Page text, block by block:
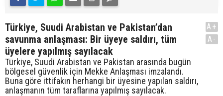
Türkiye, Suudi Arabistan ve Pakistan’dan
savunma anlaşması: Bir üyeye saldırı, tüm
üyelere yapılmış sayılacak
Türkiye, Suudi Arabistan ve Pakistan arasında bugün
bölgesel güvenlik için Mekke Anlaşması imzalandı.
Buna göre ittifakın herhangi bir üyesine yapılan saldırı,
anlaşmanın tüm taraflarına yapılmış sayılacak.
A+
A-